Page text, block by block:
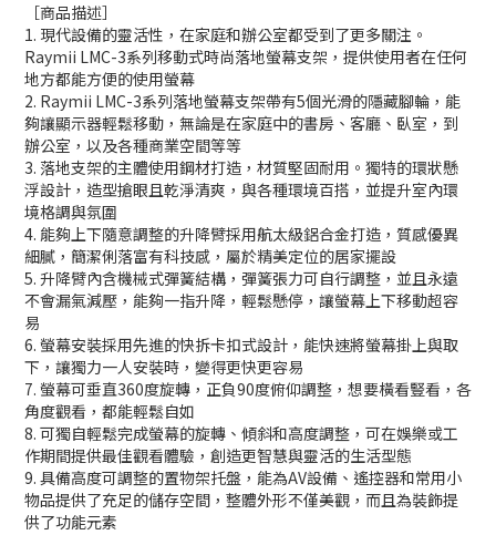
［商品描述］
1. 現代設備的靈活性，在家庭和辦公室都受到了更多關注。
Raymii LMC-3系列移動式時尚落地螢幕支架，提供使用者在任何
地方都能方便的使用螢幕
2. Raymii LMC-3系列落地螢幕支架帶有5個光滑的隱藏腳輪，能
夠讓顯示器輕鬆移動，無論是在家庭中的書房、客廳、臥室，到
辦公室，以及各種商業空間等等
3. 落地支架的主體使用鋼材打造，材質堅固耐用。獨特的環狀懸
浮設計，造型搶眼且乾淨清爽，與各種環境百搭，並提升室內環
境格調與氛圍
4. 能夠上下隨意調整的升降臂採用航太級鋁合金打造，質感優異
細膩，簡潔俐落富有科技感，屬於精美定位的居家擺設
5. 升降臂內含機械式彈簧結構，彈簧張力可自行調整，並且永遠
不會漏氣減壓，能夠一指升降，輕鬆懸停，讓螢幕上下移動超容
易
6. 螢幕安裝採用先進的快拆卡扣式設計，能快速將螢幕掛上與取
下，讓獨力一人安裝時，變得更快更容易
7. 螢幕可垂直360度旋轉，正負90度俯仰調整，想要橫看豎看，各
角度觀看，都能輕鬆自如
8. 可獨自輕鬆完成螢幕的旋轉、傾斜和高度調整，可在娛樂或工
作期間提供最佳觀看體驗，創造更智慧與靈活的生活型態
9. 具備高度可調整的置物架托盤，能為AV設備、遙控器和常用小
物品提供了充足的儲存空間，整體外形不僅美觀，而且為裝飾提
供了功能元素